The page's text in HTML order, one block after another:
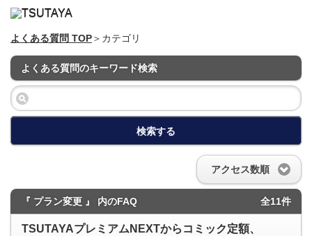
よくある質問 TOP＞カテゴリ
よくある質問のキーワード検索
検索する
アクセス数順
『 プラン変更 』 内のFAQ 全11件
TSUTAYAプレミアムNEXTからコミック定額、